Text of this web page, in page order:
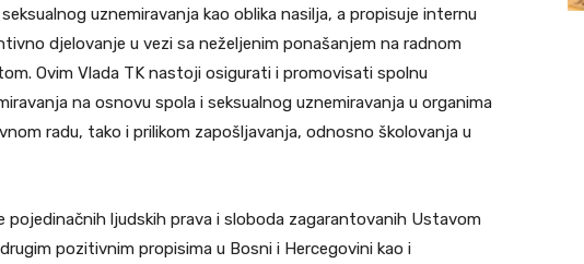
uznemiravanja kao oblika nasilja, a propisuje internu
djelovanje u vezi sa neželjenim ponašanjem na radnom
Ovim Vlada TK nastoji osigurati i promovisati spolnu
na osnovu spola i seksualnog uznemiravanja u organima
radu, tako i prilikom zapošljavanja, odnosno školovanja u
ljudskih prava i sloboda zagarantovanih Ustavom
pozitivnim propisima u Bosni i Hercegovini kao i